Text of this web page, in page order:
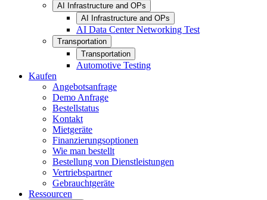
AI Infrastructure and OPs
AI Infrastructure and OPs
AI Data Center Networking Test
Transportation
Transportation
Automotive Testing
Kaufen
Angebotsanfrage
Demo Anfrage
Bestellstatus
Kontakt
Mietgeräte
Finanzierungsoptionen
Wie man bestellt
Bestellung von Dienstleistungen
Vertriebspartner
Gebrauchtgeräte
Ressourcen